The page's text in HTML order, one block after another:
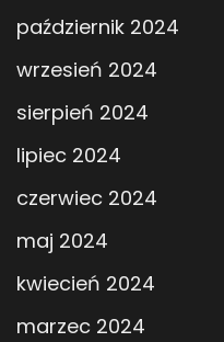
październik 2024
wrzesień 2024
sierpień 2024
lipiec 2024
czerwiec 2024
maj 2024
kwiecień 2024
marzec 2024